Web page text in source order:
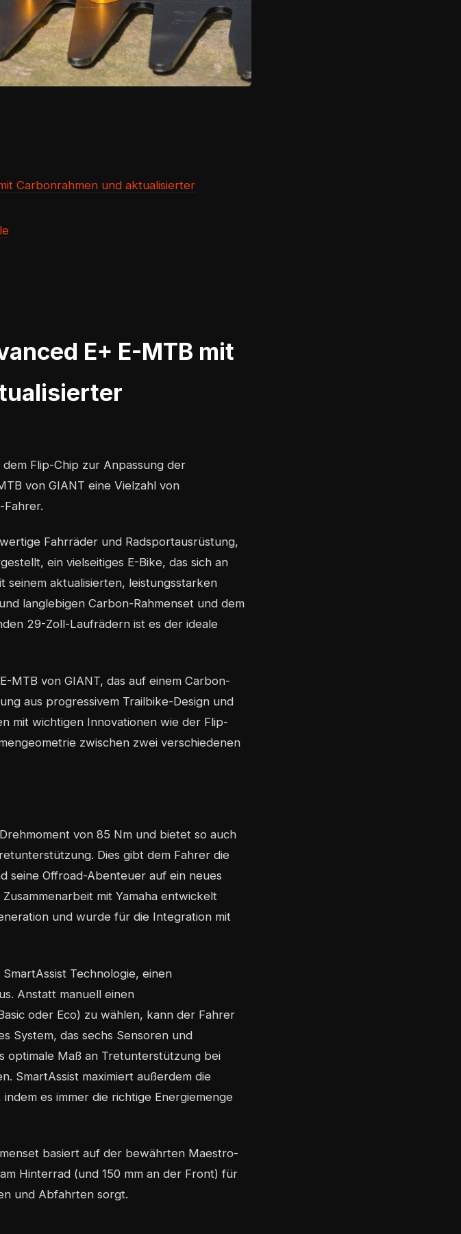
Carbonrahmen und aktualisierter
E+ E-MTB mit
Flip-Chip zur Anpassung der
von GIANT eine Vielzahl von
Fahrer.
Fahrräder und Radsportausrüstung,
ein vielseitiges E-Bike, das sich an
aktualisierten, leistungsstarken
langlebigen Carbon-Rahmenset und dem
29-Zoll-Laufrädern ist es der ideale
MTB von GIANT, das auf einem Carbon-
aus progressivem Trailbike-Design und
mit wichtigen Innovationen wie der Flip-
zwischen zwei verschiedenen
von 85 Nm und bietet so auch
Dies gibt dem Fahrer die
seine Offroad-Abenteuer auf ein neues
mit Yamaha entwickelt
und wurde für die Integration mit
Technologie, einen
Anstatt manuell einen
oder Eco) zu wählen, kann der Fahrer
System, das sechs Sensoren und
optimale Maß an Tretunterstützung bei
SmartAssist maximiert außerdem die
es immer die richtige Energiemenge
basiert auf der bewährten Maestro-
Hinterrad (und 150 mm an der Front) für
und Abfahrten sorgt.